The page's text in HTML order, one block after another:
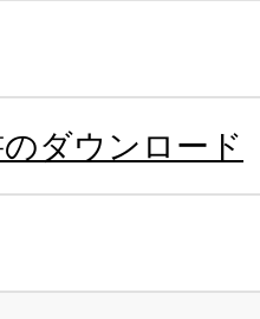
ダウンロード